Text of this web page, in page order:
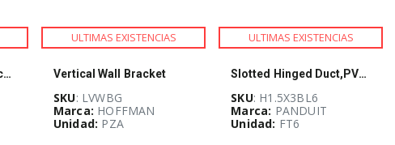
LD5 Low Voltage 1-piece Single Channel R
ULTIMAS EXISTENCIAS
Vertical Wall Bracket
SKU: LVWBG
Marca: HOFFMAN
Unidad: PZA
ULTIMAS EXISTENCIAS
Slotted Hinged Duct,PVC,1.5X3X6',Black
SKU: H1.5X3BL6
Marca: PANDUIT
Unidad: FT6